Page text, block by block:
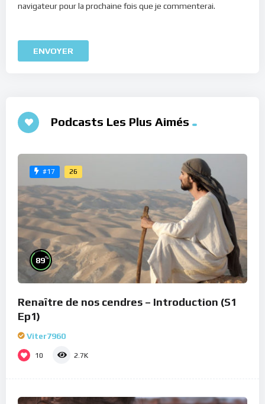
navigateur pour la prochaine fois que je commenterai.
Podcasts Les Plus Aimés
#17 26
89%
Renaître de nos cendres – Introduction (S1
Ep1)
Viter7960
10 2.7K